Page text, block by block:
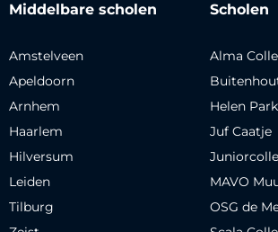
Middelbare scholen
Amstelveen
Apeldoorn
Arnhem
Haarlem
Hilversum
Leiden
Tilburg
Scholen
Alma
Helen
Juf Caatje
MAVO
OSG de